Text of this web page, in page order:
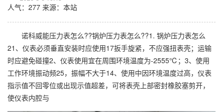
人气：277 来源：本站
诺科威能压力表怎么??锅炉压力表怎么??1. 锅炉压力表怎么
21、仪表必须垂直安装时应使用17扳手旋紧，不应强扭表壳；运输
时应避免碰撞2、仪表使用宜在周围环境温度为-2555℃；3、使用
工作环境振动频25，振幅不大于14、使用中因环境温度过高，仪表
指示值不回零位或出现示值超差，可将表壳上部密封橡胶塞剪开，
使仪表内腔与